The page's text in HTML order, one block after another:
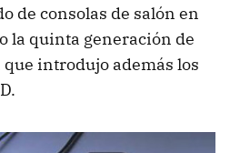
de consolas de salón en
la quinta generación de
introdujo además los